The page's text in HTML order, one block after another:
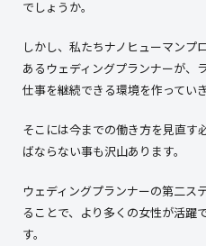
でしょうか。
しかし、私たちナノヒューマンプ
あるウェディングプランナーが、
仕事を継続できる環境を作ってい
そこには今までの働き方を見直す
ばならない事も沢山あります。
ウェディングプランナーの第二ス
ることで、より多くの女性が活躍
す。